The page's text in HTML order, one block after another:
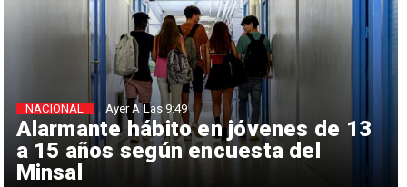
Alarmante hábito en jóvenes de 13
a 15 años según encuesta del
Minsal
NACIONAL Ayer A Las 9:49